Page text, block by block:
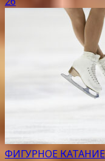
ФИГУРНОЕ КАТАНИЕ